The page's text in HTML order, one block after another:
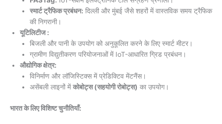
स्मार्ट ट्रैफिक प्रबंधन: दिल्ली और मुंबई जैसे शहरों में वास्तविक समय ट्रैफिक
की निगरानी।
यूटिलिटीज :
बिजली और पानी के उपयोग को अनुकूलित करने के लिए स्मार्ट मीटर।
ग्रामीण विद्युतीकरण परियोजनाओं में IoT-आधारित ग्रिड प्रबंधन।
औद्योगिक क्षेत्र:
विनिर्माण और लॉजिस्टिक्स में प्रेडिक्टिव मेंटनैंस।
असेंबली लाइनों मेंकोबोट्स (सहयोगी रोबोट्स) का उपयोग।
भारत के लिए विशिष्ट चुनौतियाँ: